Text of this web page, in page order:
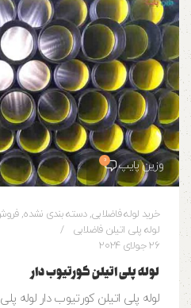
وزین پایپ 0
خرید لوله فاضلابی,دسته بندی نشده,
لوله پلی اتیلن فاضلابی
26 جولای 2024
لوله پلی اتیلن کورتیوب دار
لوله پلی اتیلن کورتیوب دار لوله